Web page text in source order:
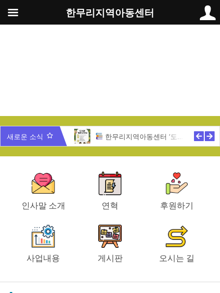
새로운 소식
가족과 함께 하는 송년잔치 한무리지역아동센터 ‘도서관 개관식’ 안내
인사말 소개 연혁 후원하기
사업내용 게시판 오시는 길
한무리지역아동센터